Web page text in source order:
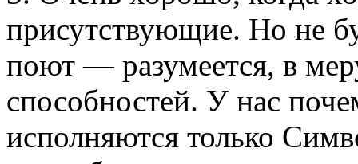
присутствующие. Но не
поют — разумеется, в
способностей. У нас
исполняются только